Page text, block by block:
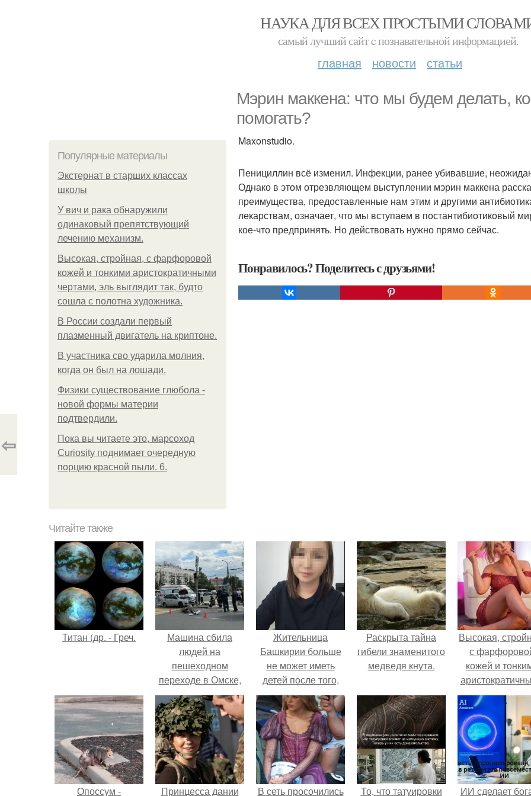
НАУКА ДЛЯ ВСЕХ ПРОСТЫМИ
самый лучший сайт c познавательной информацией.
главная новости статьи
Мэрин маккена: что мы будем делать,
помогать?
Популярные материалы
Экстернат в старших классах
школы
У вич и рака обнаружили
одинаковый препятствующий
лечению механизм.
Высокая, стройная, с фарфоровой
кожей и тонкими аристократичными
чертами, эль выглядит так, будто
сошла с полотна художника.
В России создали первый
плазменный двигатель на криптоне.
В участника сво ударила молния,
когда он был на лошади.
Физики существование глюбола -
новой формы материи
подтвердили.
Пока вы читаете это, марсоход
Curiosity поднимает очередную
порцию красной пыли. 6.
Maxonstudio.
Пенициллин всё изменил. Инфекции, ранее убивавшие,
Однако в этом отрезвляющем выступлении мэрин маккена
преимущества, предоставленные нам этим и другими
лекарствам, означает, что мы вступаем в постантибиотиковый
кое-что предпринять. Но действовать нужно прямо сейчас.
Понравилось? Поделитесь с друзьями!
⇦
Читайте также
Титан (др. - Греч.
Машина сбила
людей на
пешеходном
переходе в Омске,
пострадали 8
человек.
Жительница
Башкирии больше
не может иметь
детей после того,
как медики сделали
ей аборт на шестом
месяце
беременности и
оставили в матке
плаценту.
Раскрыта тайна
гибели знаменитого
медведя кнута.
Высокая,
с
кожей и
чертами, эль
выглядит так,
сошла с
художника.
Опоссум - Принцесса дании В сеть просочились То, что татуировки ИИ сделает